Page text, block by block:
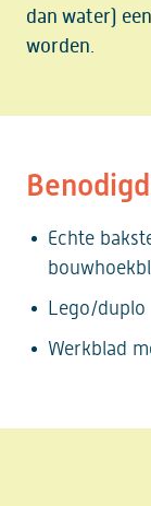
dan water)
worden.
Echte
Lego/duplo
Werkblad